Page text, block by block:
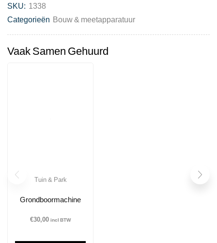
SKU: 1338
Categorieën Bouw & meetapparatuur
Vaak Samen Gehuurd
Tuin & Park
Grondboormachine
€30,00 incl BTW